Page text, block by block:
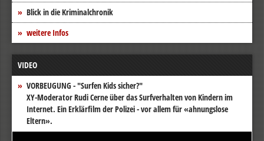
Blick in die Kriminalchronik
weitere Infos
VIDEO
VORBEUGUNG - "Surfen Kids sicher?"
XY-Moderator Rudi Cerne über das Surfverhalten von Kindern im
Internet. Ein Erklärfilm der Polizei - vor allem für «ahnungslose
Eltern».
Video-